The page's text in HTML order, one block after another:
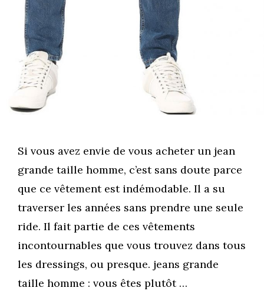
Si vous avez envie de vous acheter un jean
grande taille homme, c’est sans doute parce
que ce vêtement est indémodable. Il a su
traverser les années sans prendre une seule
ride. Il fait partie de ces vêtements
incontournables que vous trouvez dans tous
les dressings, ou presque. jeans grande
taille homme : vous êtes plutôt …